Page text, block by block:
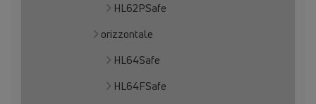
HL62PSafe
orizzontale
HL64Safe
HL64FSafe